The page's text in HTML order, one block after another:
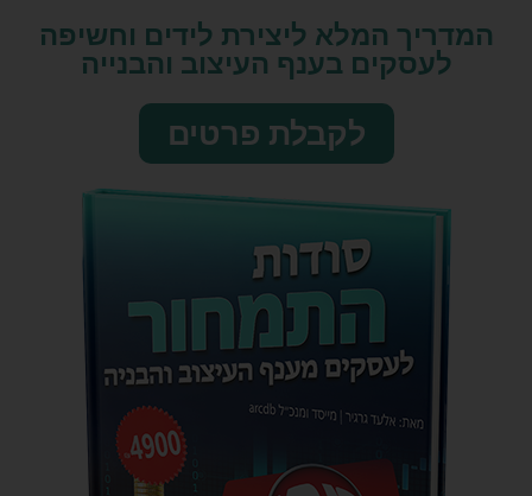
המדריך המלא ליצירת לידים וחשיפה
לעסקים בענף העיצוב והבנייה
לקבלת פרטים